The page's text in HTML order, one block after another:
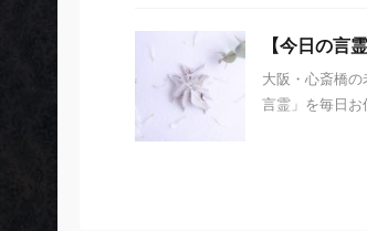
【今日の言
大阪・心斎橋
言霊」を毎日